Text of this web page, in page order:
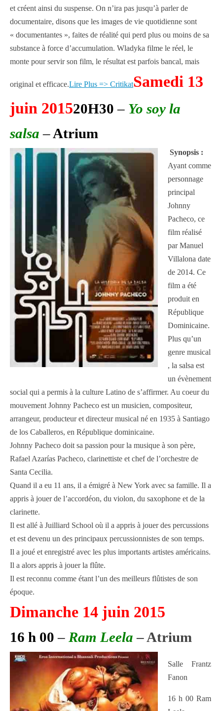
et créent ainsi du suspense. On n’ira pas jusqu’à parler de
documentaire, disons que les images de vie quotidienne sont
« documentantes », faites de réalité qui perd plus ou moins de sa
substance à force d’accumulation. Wladyka filme le réel, le
monte pour servir son film, le résultat est parfois bancal, mais
original et efficace.Lire Plus => CritikatSamedi 13
juin 201520H30 – Yo soy la
salsa –Atrium
Synopsis :
Ayant comme
personnage
principal
Johnny
Pacheco, ce
film réalisé
par Manuel
Villalona date
de 2014. Ce
film a été
produit en
République
Dominicaine.
Plus qu’un
genre musical
, la salsa est
un évènement
social qui a permis à la culture Latino de s’affirmer. Au coeur du
mouvement Johnny Pacheco est un musicien, compositeur,
arrangeur, producteur et directeur musical né en 1935 à Santiago
de los Caballeros, en République dominicaine.
Johnny Pacheco doit sa passion pour la musique à son père,
Rafael Azarías Pacheco, clarinettiste et chef de l’orchestre de
Santa Cecilia.
Quand il a eu 11 ans, il a émigré à New York avec sa famille. Il a
appris à jouer de l’accordéon, du violon, du saxophone et de la
clarinette.
Il est allé à Juilliard School où il a appris à jouer des percussions
et est devenu un des principaux percussionnistes de son temps.
Il a joué et enregistré avec les plus importants artistes américains.
Il a alors appris à jouer la flûte.
Il est reconnu comme étant l’un des meilleurs flûtistes de son
époque.
Dimanche 14 juin 2015
16 h 00 – Ram Leela– Atrium
Salle Frantz
Fanon
16 h 00 Ram